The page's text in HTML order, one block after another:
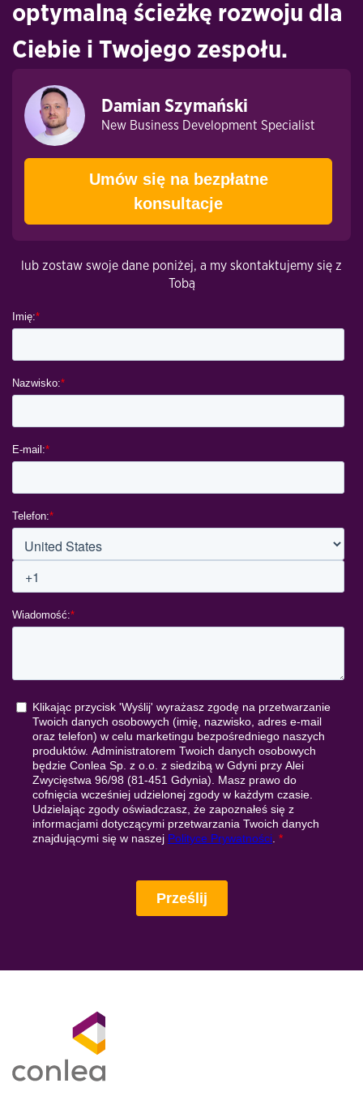
optymalną ścieżkę rozwoju dla
Ciebie i Twojego zespołu.
Damian Szymański
New Business Development Specialist
Umów się na bezpłatne
konsultacje
lub zostaw swoje dane poniżej, a my skontaktujemy się z
Tobą